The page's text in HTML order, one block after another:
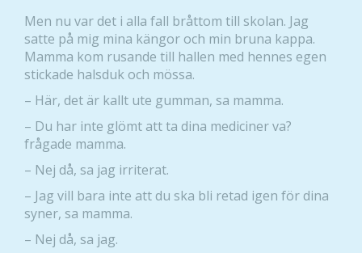
Men nu var det i alla fall bråttom till skolan. Jag
satte på mig mina kängor och min bruna kappa.
Mamma kom rusande till hallen med hennes egen
stickade halsduk och mössa.
– Här, det är kallt ute gumman, sa mamma.
– Du har inte glömt att ta dina mediciner va?
frågade mamma.
– Nej då, sa jag irriterat.
– Jag vill bara inte att du ska bli retad igen för dina
syner, sa mamma.
– Nej då, sa jag.